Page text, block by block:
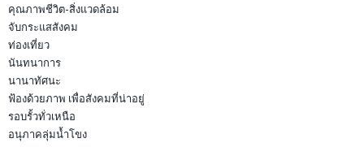
คุณภาพชีวิต-สิ่งแวดล้อม
จับกระแสสังคม
ท่องเที่ยว
นันทนาการ
นานาทัศนะ
ฟ้องด้วยภาพ เพื่อสังคมที่น่าอยู่
รอบรั้วทั่วเหนือ
อนุภาคลุ่มน้ำโขง